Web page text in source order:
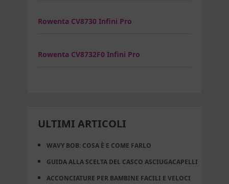
Rowenta CV8730 Infini Pro
Rowenta CV8732F0 Infini Pro
ULTIMI ARTICOLI
WAVY BOB: COSA È E COME FARLO
GUIDA ALLA SCELTA DEL CASCO ASCIUGACAPELLI
ACCONCIATURE PER BAMBINE FACILI E VELOCI